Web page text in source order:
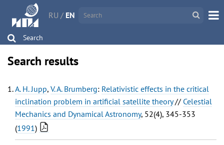
RU / EN
Search
Search results
A. H. Jupp, V. A. Brumberg: Relativistic effects in the critical
inclination problem in artificial satellite theory// Celestial
Mechanics and Dynamical Astronomy, 52(4), 345-353
(1991)